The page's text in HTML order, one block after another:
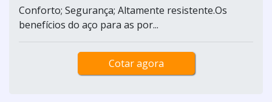
Conforto; Segurança; Altamente resistente.Os
benefícios do aço para as por...
Cotar agora